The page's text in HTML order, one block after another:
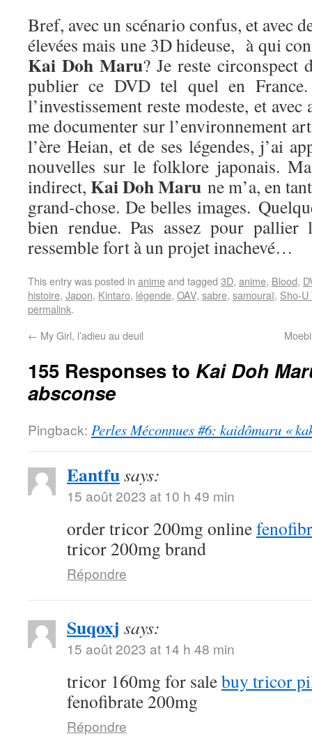
Bref, avec un scénario confus, et avec
élevées mais une 3D hideuse, à qui
Kai Doh Maru? Je reste circonspect
publier ce DVD tel quel en France.
l’investissement reste modeste, et
me documenter sur l’environnement
l’ère Heian, et de ses légendes, j’ai
nouvelles sur le folklore japonais.
indirect, Kai Doh Maru ne m’a, en
grand-chose. De belles images.
bien rendue. Pas assez pour
ressemble fort à un projet inachevé…
This entry was posted in animeand tagged 3D, anime, Blood,
histoire, Japon, Kintaro, légende, OAV, sabre, samouraï, Sho-U
permalink.
← My Girl, l’adieu au deuil
155 Responses to Kai Doh
absconse
Pingback: Perles Méconnues #6: kaidômaru «
Eantfusays:
15 août 2023 at 10 h 49 min
order tricor 200mg online
tricor 200mg brand
Répondre
Suqoxj says:
15 août 2023 at 14 h 48 min
tricor 160mg for salebuy tricor
fenofibrate 200mg
Répondre